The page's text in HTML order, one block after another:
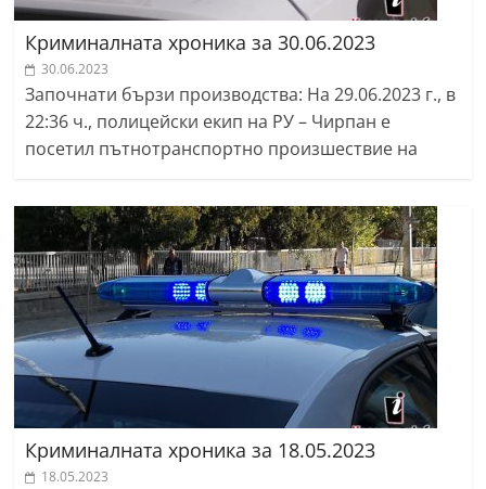
Криминалната хроника за 30.06.2023
30.06.2023
Започнати бързи производства: На 29.06.2023 г., в
22:36 ч., полицейски екип на РУ – Чирпан е
посетил пътнотранспортно произшествие на
Криминалната хроника за 18.05.2023
18.05.2023